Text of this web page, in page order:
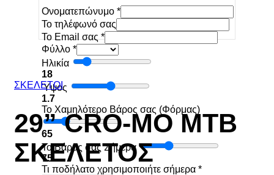
Ονοματεπώνυμο *
To τηλέφωνό σας
Το Email σας*
Φύλλο *
Ηλικία
18
Ύψος
1.7
Το Χαμηλότερο Βάρος σας (Φόρμας)
65
Το Βάρος σας Σήμερα
75
Τι ποδήλατο χρησιμοποιήτε σήμερα *
ΣΚΕΛΕΤΟΙ
29” CRO-MO MTB
ΣΚΕΛΕΤΟΣ